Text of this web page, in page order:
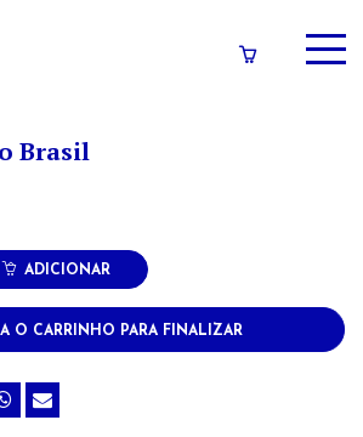
CATÁLOGO
IMPRENSA
Brasil
ADICIONAR
O CARRINHO PARA FINALIZAR